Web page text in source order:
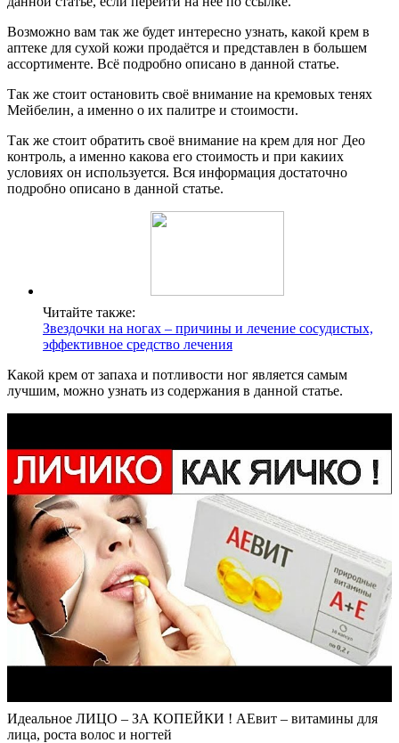
Возможно вам так же будет интересно узнать, какой крем в
аптеке для сухой кожи продаётся и представлен в большем
ассортименте. Всё подробно описано в данной статье.
Так же стоит остановить своё внимание на кремовых тенях
Мейбелин, а именно о их палитре и стоимости.
Так же стоит обратить своё внимание на крем для ног Део
контроль, а именно какова его стоимость и при какиих
условиях он используется. Вся информация достаточно
подробно описано в данной статье.
Читайте также:
Звездочки на ногах – причины и лечение сосудистых,
эффективное средство лечения
Какой крем от запаха и потливости ног является самым
лучшим, можно узнать из содержания в данной статье.
Идеальное ЛИЦО – ЗА КОПЕЙКИ ! АЕвит – витамины для
лица, роста волос и ногтей